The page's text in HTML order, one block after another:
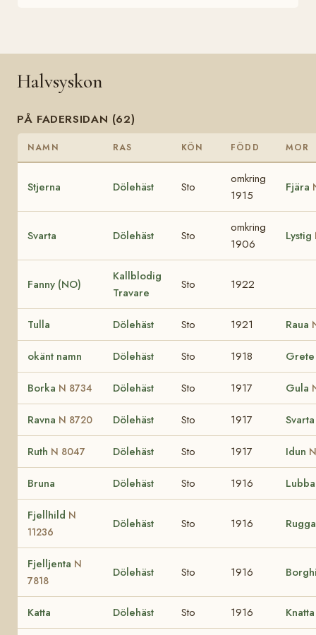
Halvsyskon
PÅ FADERSIDAN (62)
NAMN RAS KÖN FÖDD MOR
Stjerna Dölehäst Sto
omkring
1915
Fjära
Svarta Dölehäst Sto
omkring
1906
Lystig
Fanny (NO)
Kallblodig
Travare
Sto 1922
Tulla Dölehäst Sto 1921 Raua
okänt namn Dölehäst Sto 1918
Borka N 8734 Dölehäst Sto 1917 Gula
Ravna N 8720 Dölehäst Sto 1917 Svarta
Ruth N 8047 Dölehäst Sto 1917 Idun
Bruna Dölehäst Sto 1916 Lubba
Fjellhild N
11236
Dölehäst Sto 1916
Fjelljenta N
7818
Dölehäst Sto 1916
Katta Dölehäst Sto 1916